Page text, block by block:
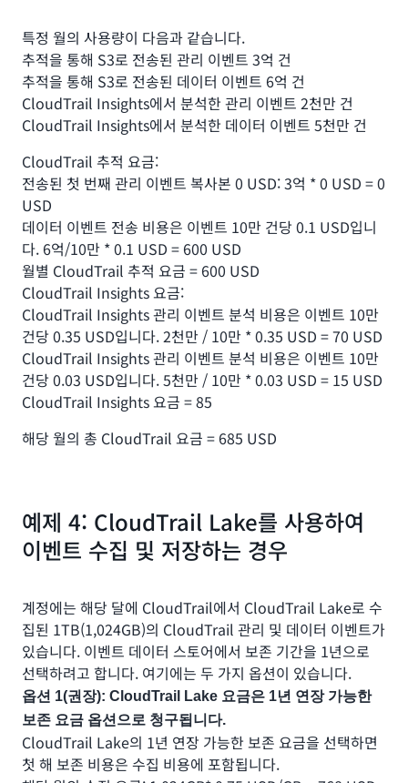
특정 월의 사용량이 다음과 같습니다.
추적을 통해 S3로 전송된 관리 이벤트 3억 건
추적을 통해 S3로 전송된 데이터 이벤트 6억 건
CloudTrail Insights에서 분석한 관리 이벤트 2천만 건
CloudTrail Insights에서 분석한 데이터 이벤트 5천만 건
CloudTrail 추적 요금:
전송된 첫 번째 관리 이벤트 복사본 0 USD: 3억 * 0 USD = 0
USD
데이터 이벤트 전송 비용은 이벤트 10만 건당 0.1 USD입니
다. 6억/10만 * 0.1 USD = 600 USD
월별 CloudTrail 추적 요금 = 600 USD
CloudTrail Insights 요금:
CloudTrail Insights 관리 이벤트 분석 비용은 이벤트 10만
건당 0.35 USD입니다. 2천만 / 10만 * 0.35 USD = 70 USD
CloudTrail Insights 관리 이벤트 분석 비용은 이벤트 10만
건당 0.03 USD입니다. 5천만 / 10만 * 0.03 USD = 15 USD
CloudTrail Insights 요금 = 85
해당 월의 총 CloudTrail 요금 = 685 USD
예제 4: CloudTrail Lake를 사용하여
이벤트 수집 및 저장하는 경우
계정에는 해당 달에 CloudTrail에서 CloudTrail Lake로 수
집된 1TB(1,024GB)의 CloudTrail 관리 및 데이터 이벤트가
있습니다. 이벤트 데이터 스토어에서 보존 기간을 1년으로
선택하려고 합니다. 여기에는 두 가지 옵션이 있습니다.
옵션 1(권장): CloudTrail Lake 요금은 1년 연장 가능한
보존 요금 옵션으로 청구됩니다.
CloudTrail Lake의 1년 연장 가능한 보존 요금을 선택하면
첫 해 보존 비용은 수집 비용에 포함됩니다.